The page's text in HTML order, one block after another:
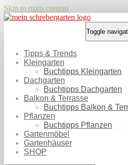
Skip to main content
Toggle
Tipps & Trends
Kleingarten
Buchtipps Kleingarten
Dachgarten
Buchtipps Dachgarten
Balkon & Terrasse
Buchtipps Balkon &
Pflanzen
Buchtipps Pflanzen
Gartenmöbel
Gartenhäuser
SHOP